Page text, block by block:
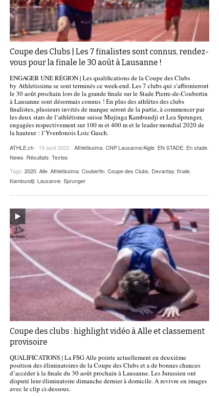
Coupe des Clubs | Les 7 finalistes sont connus, rendez-
vous pour la finale le 30 août à Lausanne !
ENGAGER UNE RÉGION | Les qualifications de la Coupe des Clubs
by Athletissima se sont terminés ce week-end. Les 7 clubs qui s’affronteront
le 30 août prochain lors de la grande finale sur le Stade Pierre-de-Coubertin
à Lausanne sont désormais connus ! En plus des athlètes des clubs
finalistes, plusieurs invités de marque seront de la partie, à commencer par
les deux stars de l’athlétisme suisse Mujinga Kambundji et Lea Sprunger,
engagées respectivement sur 100 m et 400 m et le leader mondial 2020 de
la hauteur : l’Yverdonois Loic Gasch.
ATHLE.ch- 19 août 2020 - Athletissima CNP Lausanne/Aigle EN STADE En stade
News Résultats Textes
Tags: 2020 Alle Athletissima Coubertin Coupe des Clubs Devantay finale
Kambundji Lausanne Sprunger
Coupe des clubs : highlight vidéo à Alle et classement
provisoire
QUALIFICATIONS | La FSG Alle pointe actuellement en deuxième
position des éliminatoires de la Coupe des Clubs et a de bonnes chances
d’accéder à la finale du 30 août prochain à Lausanne. Les Jurassien ont
disputé leur éliminatoire dimanche dernier à domicile. A revivre en images
avec le clip ci-dessous.